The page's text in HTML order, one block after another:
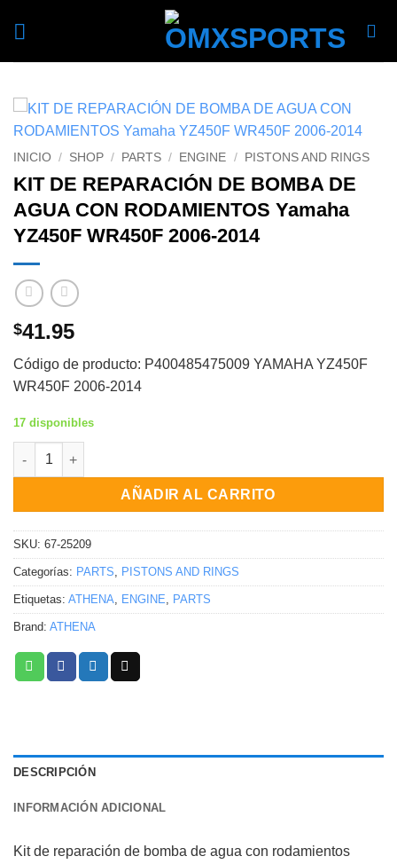
INICIO / SHOP / PARTS / ENGINE / PISTONS AND RINGS
KIT DE REPARACIÓN DE BOMBA DE
AGUA CON RODAMIENTOS Yamaha
YZ450F WR450F 2006-2014
$41.95
Código de producto: P400485475009 YAMAHA YZ450F
WR450F 2006-2014
17 disponibles
KIT DE REPARACIÓN DE BOMBA DE AGUA CON
AÑADIR AL CARRITO
SKU: 67-25209
Categorías: PARTS PISTONS AND RINGS
Etiquetas: ATHENA ENGINE PARTS
Brand: ATHENA
DESCRIPCIÓN
INFORMACIÓN ADICIONAL
Kit de reparación de bomba de agua con rodamientos